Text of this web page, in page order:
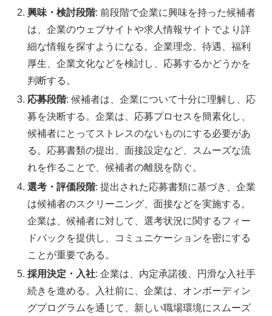
興味・検討段階: 前段階で企業に興味を持った候補者
は、企業のウェブサイトや求人情報サイトでより詳
細な情報を探すようになる。企業理念、待遇、福利
厚生、企業文化などを検討し、応募するかどうかを
判断する。
応募段階: 候補者は、企業について十分に理解し、応
募を決断する。企業は、応募プロセスを簡素化し、
候補者にとってストレスのないものにする必要があ
る。応募書類の提出、面接設定など、スムーズな流
れを作ることで、候補者の離脱を防ぐ。
選考・評価段階: 提出された応募書類に基づき、企業
は候補者のスクリーニング、面接などを実施する。
企業は、候補者に対して、選考状況に関するフィー
ドバックを提供し、コミュニケーションを密にする
ことが重要である。
採用決定・入社: 企業は、内定承諾後、円滑な入社手
続きを進める。入社前に、企業は、オンボーディン
グプログラムを通じて、新しい職場環境にスムーズ